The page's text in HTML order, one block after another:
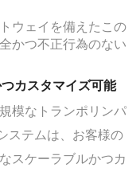
ウェイを備えたこの
かつ不正行為のない
カスタマイズ可能
模なトランポリンパ
ステムは、お客様の
スケーラブルかつカ